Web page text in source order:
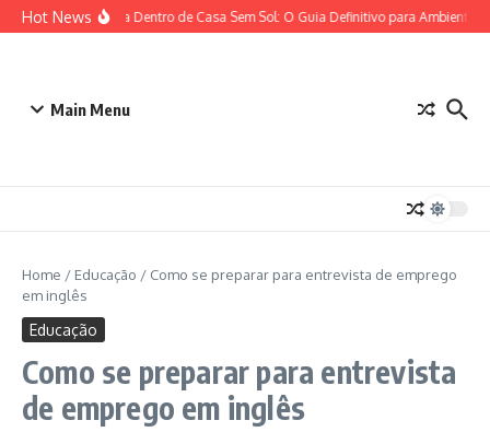
Ir para o conteúdo
Hot News
Plantas para Dentro de Casa Sem Sol: O Guia Definitivo para Ambientes
Main Menu
Home / Educação / Como se preparar para entrevista de emprego
em inglês
Educação
Como se preparar para entrevista
de emprego em inglês